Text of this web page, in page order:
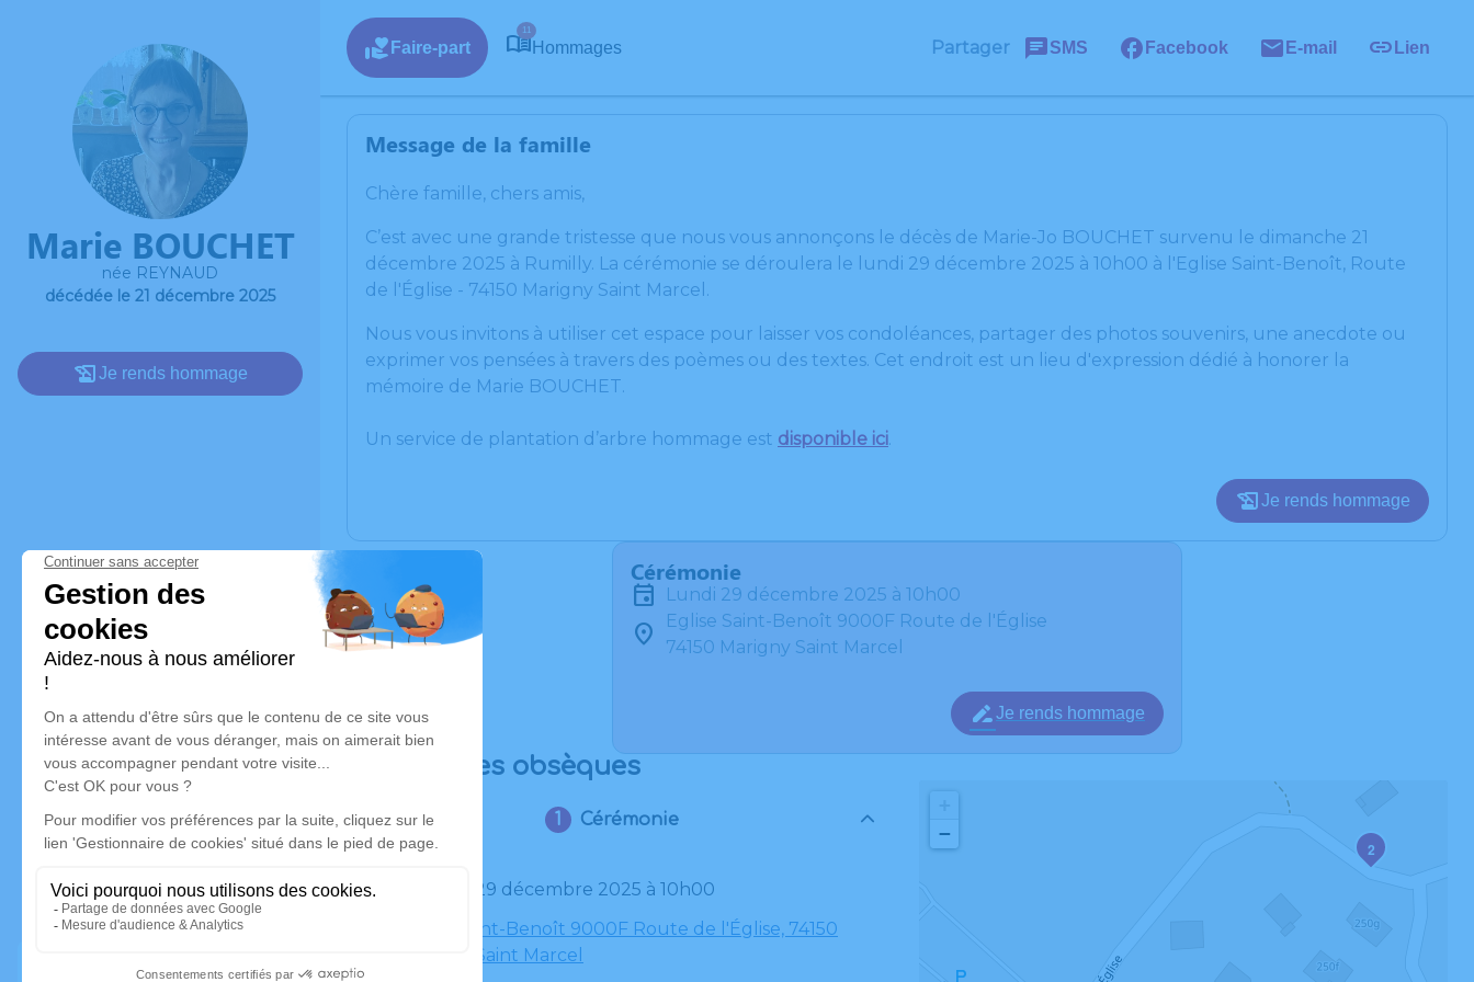
Marie BOUCHET
née REYNAUD
décédée le 21 décembre 2025
Je rends hommage
Faire-part
11
Hommages Partager SMS Facebook E-mail Lien
Message de la famille
Chère famille, chers amis,
C’est avec une grande tristesse que nous vous annonçons le décès de Marie-Jo BOUCHET survenu le dimanche 21
décembre 2025 à Rumilly. La cérémonie se déroulera le lundi 29 décembre 2025 à 10h00 à l'Eglise Saint-Benoît, Route
de l'Église - 74150 Marigny Saint Marcel.
Nous vous invitons à utiliser cet espace pour laisser vos condoléances, partager des photos souvenirs, une anecdote ou
exprimer vos pensées à travers des poèmes ou des textes. Cet endroit est un lieu d'expression dédié à honorer la
mémoire de Marie BOUCHET.
Un service de plantation d’arbre hommage est disponible ici.
Je rends hommage
Cérémonie
lundi 29 décembre 2025 à 10h00
Eglise Saint-Benoît 9000F Route de l'Église
74150 Marigny Saint Marcel
Je rends hommage
Déroulé des obsèques
Cérémonie
Le lundi 29 décembre 2025 à 10h00
Eglise Saint-Benoît 9000F Route de l'Église, 74150
Marigny Saint Marcel
2
−